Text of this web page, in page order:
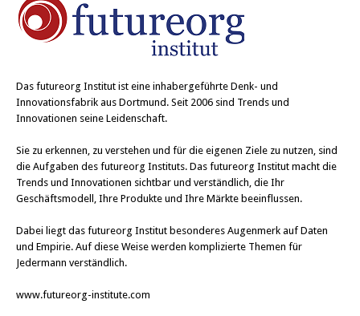
Das futureorg Institut ist eine inhabergeführte Denk- und
Innovationsfabrik aus Dortmund. Seit 2006 sind Trends und
Innovationen seine Leidenschaft.
Sie zu erkennen, zu verstehen und für die eigenen Ziele zu nutzen, sind
die Aufgaben des futureorg Instituts. Das futureorg Institut macht die
Trends und Innovationen sichtbar und verständlich, die Ihr
Geschäftsmodell, Ihre Produkte und Ihre Märkte beeinflussen.
Dabei liegt das futureorg Institut besonderes Augenmerk auf Daten
und Empirie. Auf diese Weise werden komplizierte Themen für
Jedermann verständlich.
www.futureorg-institute.com